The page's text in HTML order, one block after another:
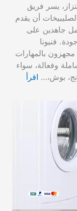
يسر فريق
أن يقدم
جاهدين على
فنيونا
بالمهارات
وفعالة، سواء
بوش،… اقرأ